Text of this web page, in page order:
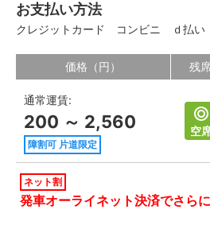
お支払い方法
クレジットカード コンビニ ｄ払い
価格（円） 残席
通常運賃:
200 ～ 2,560
障割可 片道限定
空
ネット割
発車オーライネット決済でさら